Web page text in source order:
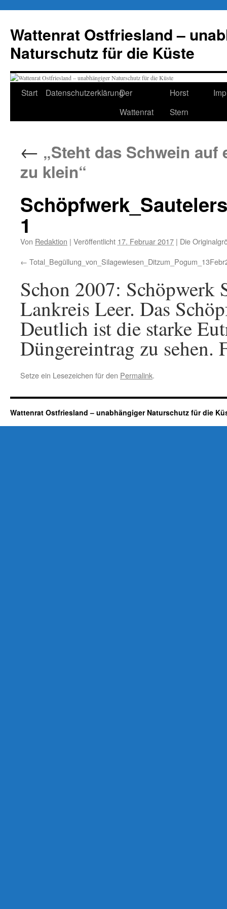
springen
Wattenrat Ostfriesland –
Naturschutz für die Küste
Start DatenschutzerklärungDer
Wattenrat
Horst
Stern
← „Steht das Schwein
zu klein“
1
Von Redaktion | Veröffentlicht 17. Februar 2017 | Die
Schon 2007: Schöpwerk
Lankreis Leer. Das
Deutlich ist die starke
Düngereintrag zu
Setze ein Lesezeichen für den Permalink.
Wattenrat Ostfriesland – unabhängiger Naturschutz für die